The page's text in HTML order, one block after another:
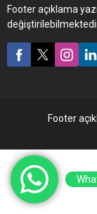
Footer açıklama
Footer